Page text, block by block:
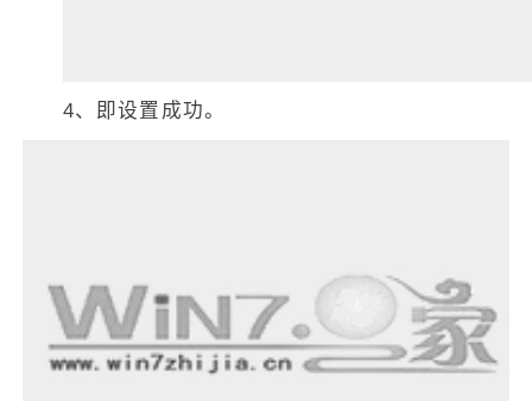
4、即设置成功。